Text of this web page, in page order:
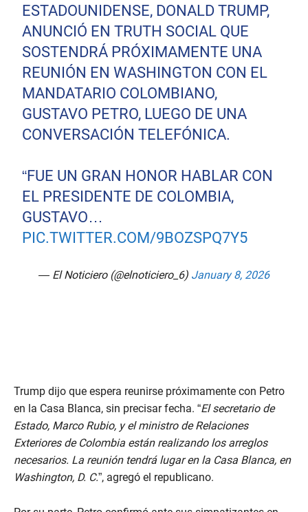
ESTADOUNIDENSE, DONALD TRUMP,
ANUNCIÓ EN TRUTH SOCIAL QUE
SOSTENDRÁ PRÓXIMAMENTE UNA
REUNIÓN EN WASHINGTON CON EL
MANDATARIO COLOMBIANO,
GUSTAVO PETRO, LUEGO DE UNA
CONVERSACIÓN TELEFÓNICA.
“FUE UN GRAN HONOR HABLAR CON
EL PRESIDENTE DE COLOMBIA,
GUSTAVO…
PIC.TWITTER.COM/9BOZSPQ7Y5
— El Noticiero (@elnoticiero_6) January 8, 2026
Trump dijo que espera reunirse próximamente con Petro
en la Casa Blanca, sin precisar fecha. “El secretario de
Estado, Marco Rubio, y el ministro de Relaciones
Exteriores de Colombia están realizando los arreglos
necesarios. La reunión tendrá lugar en la Casa Blanca, en
Washington, D. C.”, agregó el republicano.